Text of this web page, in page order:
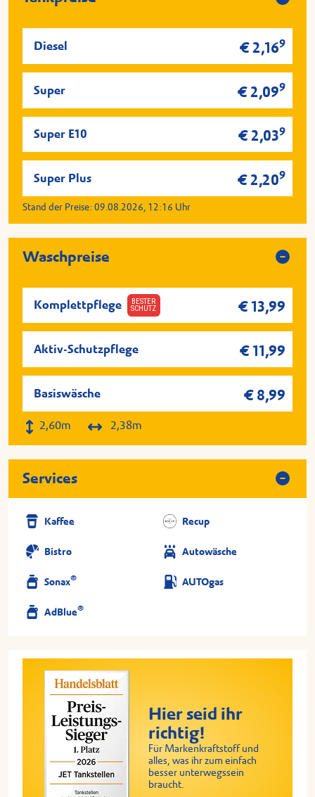
Diesel € 2,169
Super € 2,099
Super E10 € 2,039
Super Plus € 2,209
Stand der Preise: 09.08.2026, 12:16 Uhr
Waschpreise
Komplettpflege BESTER
SCHUTZ € 13,99
Aktiv-Schutzpflege € 11,99
Basiswäsche € 8,99
2,60m 2,38m
Services
Kaffee Recup
Bistro Autowäsche
Sonax® AUTOgas
AdBlue®
Hier seid ihr
richtig!
Für Markenkraftstoff und
alles, was ihr zum einfach
besser unterwegssein
braucht.